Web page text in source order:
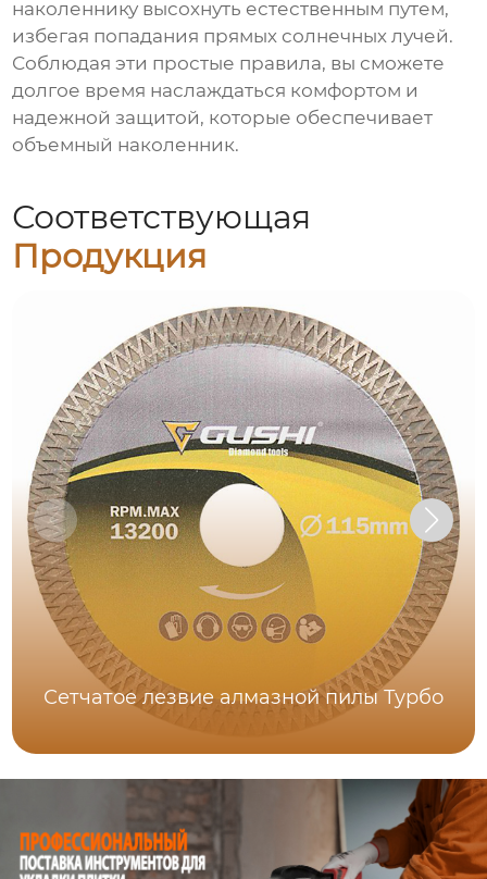
наколеннику высохнуть естественным путем,
избегая попадания прямых солнечных лучей.
Соблюдая эти простые правила, вы сможете
долгое время наслаждаться комфортом и
надежной защитой, которые обеспечивает
объемный наколенник.
Соответствующая
Продукция
Сетчатое лезвие алмазной пилы Турбо